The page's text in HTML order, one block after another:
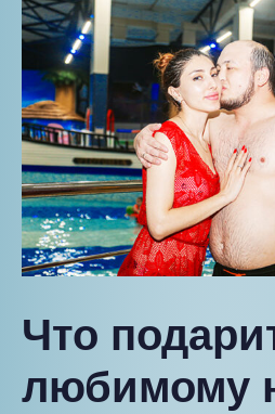
Что
любимому